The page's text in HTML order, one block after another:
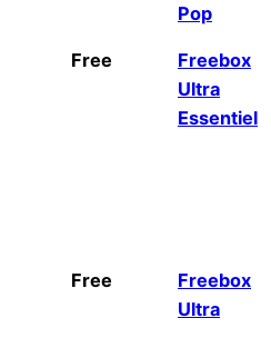
Pop
Free
Freebox
Ultra
Essentiel
Free
Freebox
Ultra